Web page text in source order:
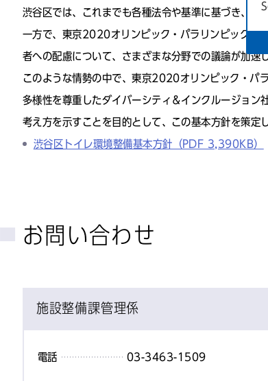
渋谷区では、これまでも各種法令や基準に基づき、区
一方で、東京2020オリンピック・パラリンピック競
者への配慮について、さまざまな分野での議論が加速
このような情勢の中で、東京2020オリンピック・パ
多様性を尊重したダイバーシティ＆インクルージョ
考え方を示すことを目的として、この基本方針を策定
渋谷区トイレ環境整備基本方針（PDF 3,390KB）
お問い合わせ
施設整備課管理係
電話 03-3463-1509